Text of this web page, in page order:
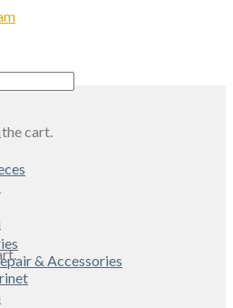
cart.
& Accessories